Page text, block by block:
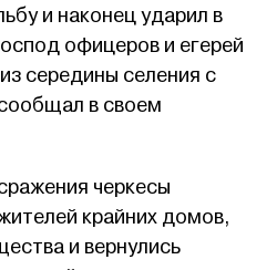
и наконец ударил в
офицеров и егерей
середины селения с
в своем
черкесы
крайних домов,
и вернулись